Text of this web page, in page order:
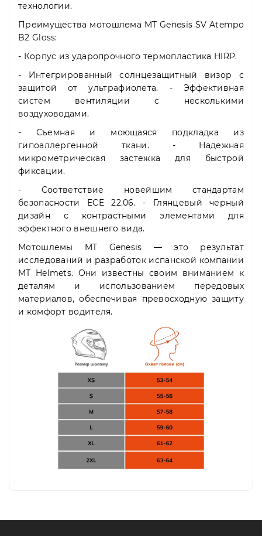
технологии.
Преимущества мотошлема MT Genesis SV Atempo
B2 Gloss:
- Корпус из ударопрочного термопластика HIRP.
- Интегрированный солнцезащитный визор с
защитой от ультрафиолета. - Эффективная
систем вентиляции с несколькими
воздуховодами.
- Съемная и моющаяся подкладка из
гипоаллергенной ткани. - Надежная
микрометрическая застежка для быстрой
фиксации.
- Соответствие новейшим стандартам
безопасности ECE 22.06. - Глянцевый черный
дизайн с контрастными элементами для
эффектного внешнего вида.
Мотошлемы MT Genesis — это результат
исследований и разработок испанской компании
MT Helmets. Они известны своим вниманием к
деталям и использованием передовых
материалов, обеспечивая превосходную защиту
и комфорт водителя.